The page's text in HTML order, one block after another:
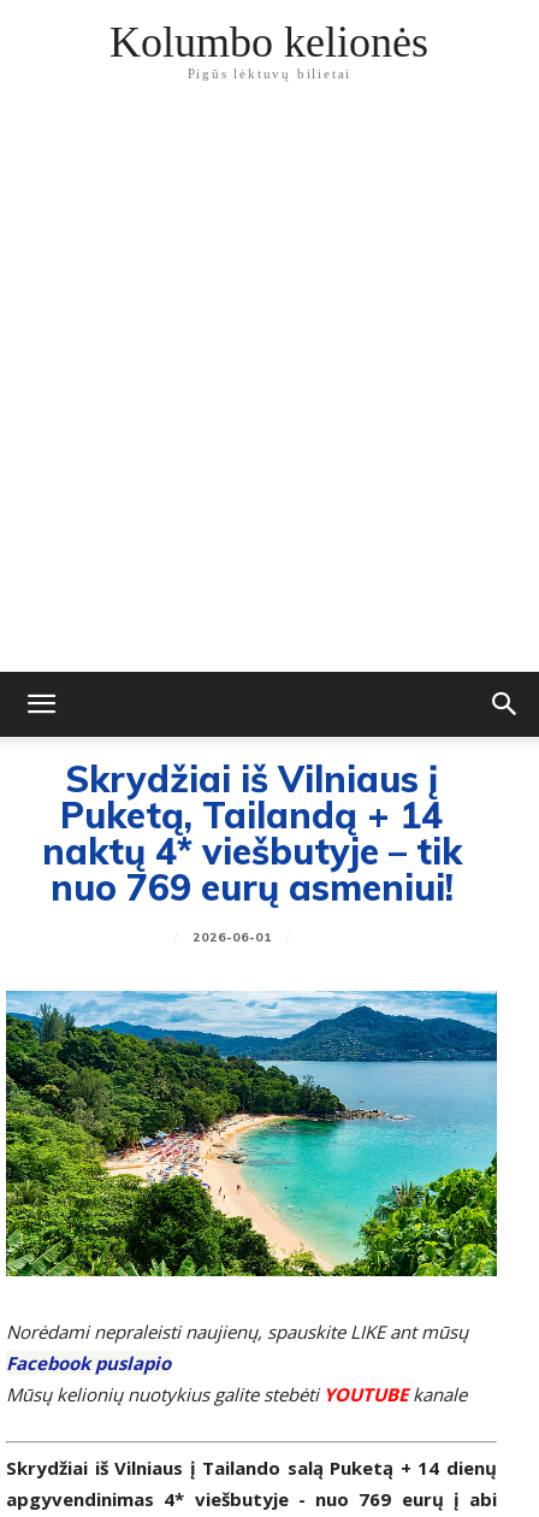
Kolumbo kelionės
Pigūs lėktuvų bilietai
Skrydžiai iš Vilniaus į
Puketą, Tailandą + 14
naktų 4* viešbutyje – tik
nuo 769 eurų asmeniui!
2026-06-01
Norėdami nepraleisti naujienų, spauskite LIKE ant mūsų
Facebook puslapio
Mūsų kelionių nuotykius galite stebėti YOUTUBEkanale
Skrydžiai iš Vilniaus į Tailando salą Puketą + 14 dienų
apgyvendinimas 4* viešbutyje - nuo 769 eurų į abi